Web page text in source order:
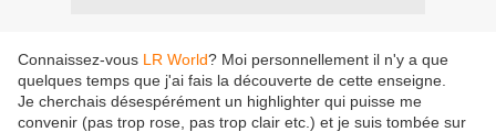
Connaissez-vous LR World? Moi personnellement il n'y a que
quelques temps que j'ai fais la découverte de cette enseigne.
Je cherchais désespérément un highlighter qui puisse me
convenir (pas trop rose, pas trop clair etc.) et je suis tombée sur